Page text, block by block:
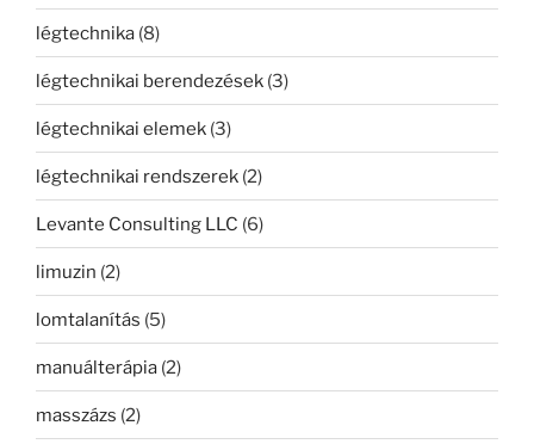
légtechnika (8)
légtechnikai berendezések (3)
légtechnikai elemek (3)
légtechnikai rendszerek (2)
Levante Consulting LLC (6)
limuzin (2)
lomtalanítás (5)
manuálterápia (2)
masszázs (2)